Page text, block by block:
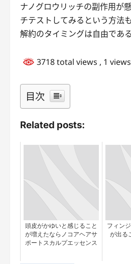
ナノグロウリッチの副作用が
チテストしてみるという方法も
解約のタイミングは自由であ
3718 total views , 1
目次
Related posts:
頭皮がかゆいと感じること
が増えたならノコアヘアサ
ポートスカルプエッセンス
フィン
が出る